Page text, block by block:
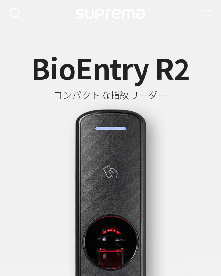
BioEntry R2
コンパクトな指紋リーダー